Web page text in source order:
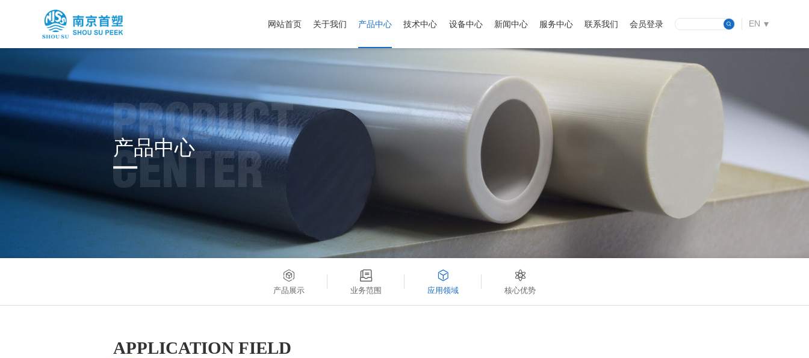
EN
网站首页 关于我们 产品中心 技术中心 设备中心 新闻中心 服务中心 联系我们 会员登录
PRODUCT
CENTER
产品中心
产品展示 业务范围 应用领域 核心优势
APPLICATION FIELD